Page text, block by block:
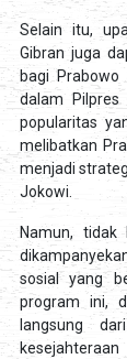
Selain itu,
Gibran juga
bagi
dalam Pilpres
popularitas
melibatkan
menjadi
Jokowi.
Namun,
sosial yang
program ini,
langsung